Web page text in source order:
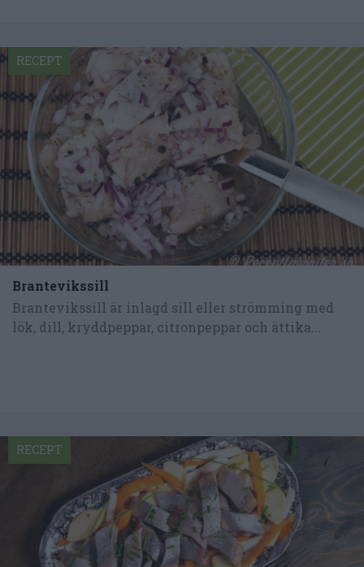
Brantevikssill
Brantevikssill är inlagd sill eller strömming med
lök, dill, kryddpeppar, citronpeppar och ättika...
RECEPT
RECEPT